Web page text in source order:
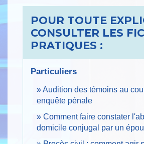
POUR TOUTE
CONSULTER LES
PRATIQUES :
Particuliers
Audition des témoins au
enquête pénale
Comment faire constater
domicile conjugal par un